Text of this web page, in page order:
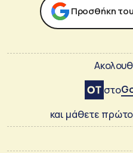
Προσθήκη
στο
και μάθετε